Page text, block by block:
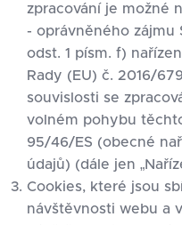
zpracování je možné
- oprávněného zájmu
odst. 1 písm. f)
Rady (EU) č. 2016/
souvislosti se
volném pohybu
95/46/ES (obecné
údajů) (dále jen
Cookies, které jsou
návštěvnosti webu a